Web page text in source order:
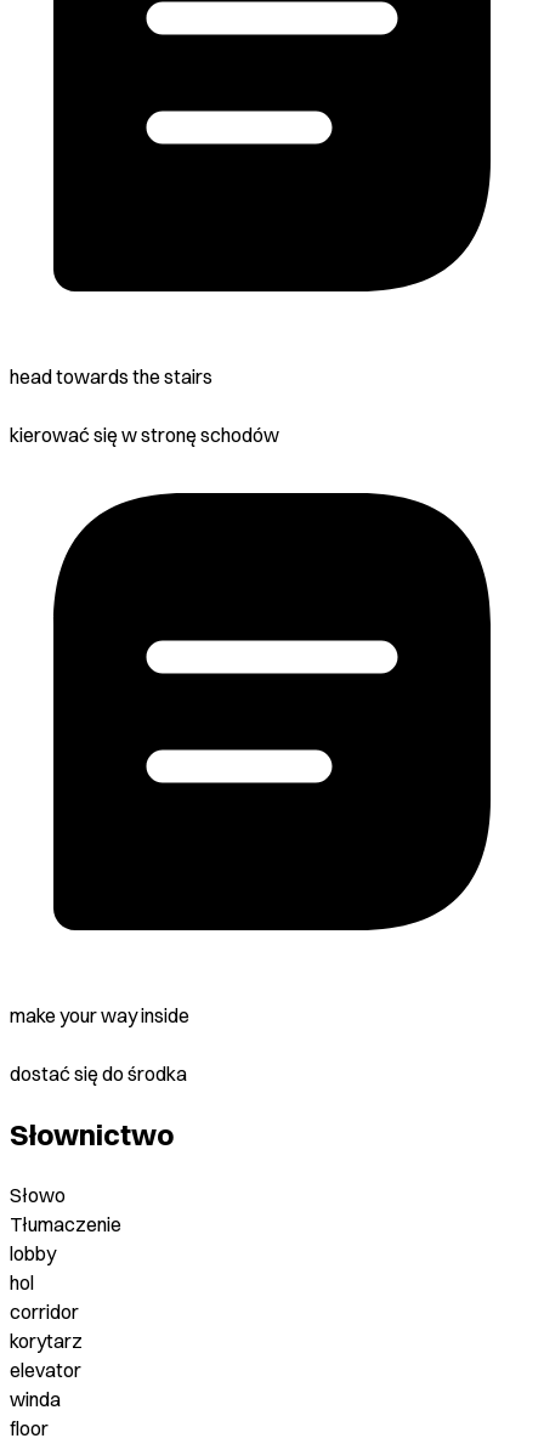
head towards the stairs
kierować się w stronę schodów
make your way inside
dostać się do środka
Słownictwo
Słowo
Tłumaczenie
lobby
hol
corridor
korytarz
elevator
winda
floor